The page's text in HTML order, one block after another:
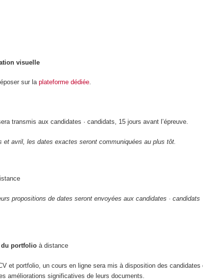
visuelle
sur laplateforme dédiée.
transmis aux candidates · candidats, 15 jours avant l’épreuve.
avril, les dates exactes seront communiquées au plus tôt.
propositions de dates seront envoyées aux candidates · candidats
du portfolioà distance
et portfolio, un cours en ligne sera mis à disposition des candidates
améliorations significatives de leurs documents.